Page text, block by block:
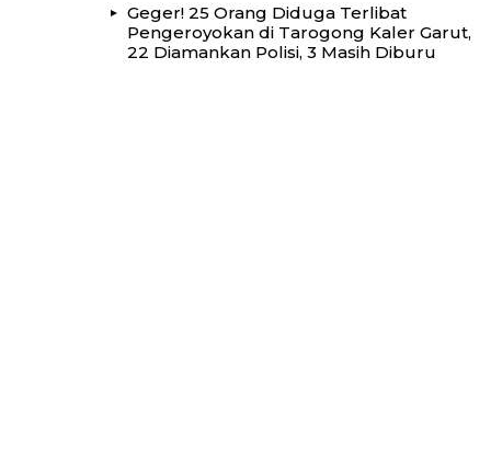
Geger! 25 Orang Diduga Terlibat
Pengeroyokan di Tarogong Kaler Garut,
22 Diamankan Polisi, 3 Masih Diburu